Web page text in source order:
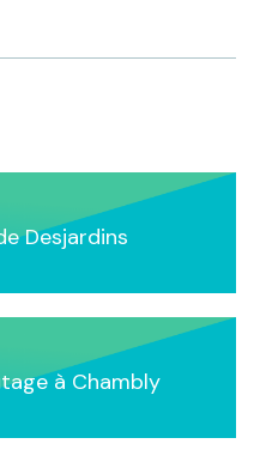
Desjardins
à Chambly